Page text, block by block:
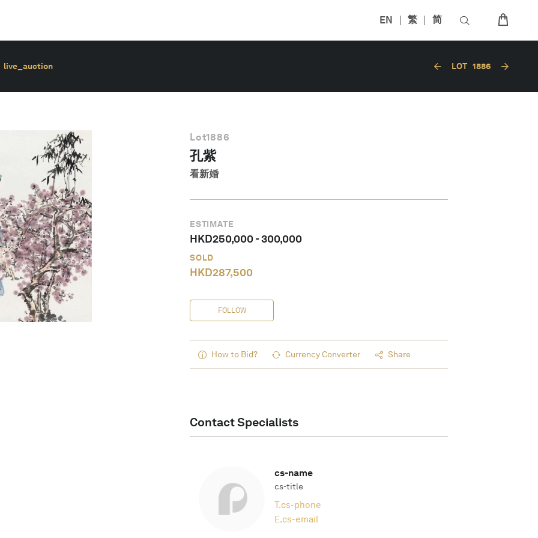
EN 繁 简
live_auction LOT 1886
Lot1886
孔紫
看新婚
ESTIMATE
HKD250,000-300,000
SOLD
HKD287,500
FOLLOW
How to Bid? Currency Converter Share
Contact Specialists
cs-name
cs-title
T.cs-phone
E.cs-email